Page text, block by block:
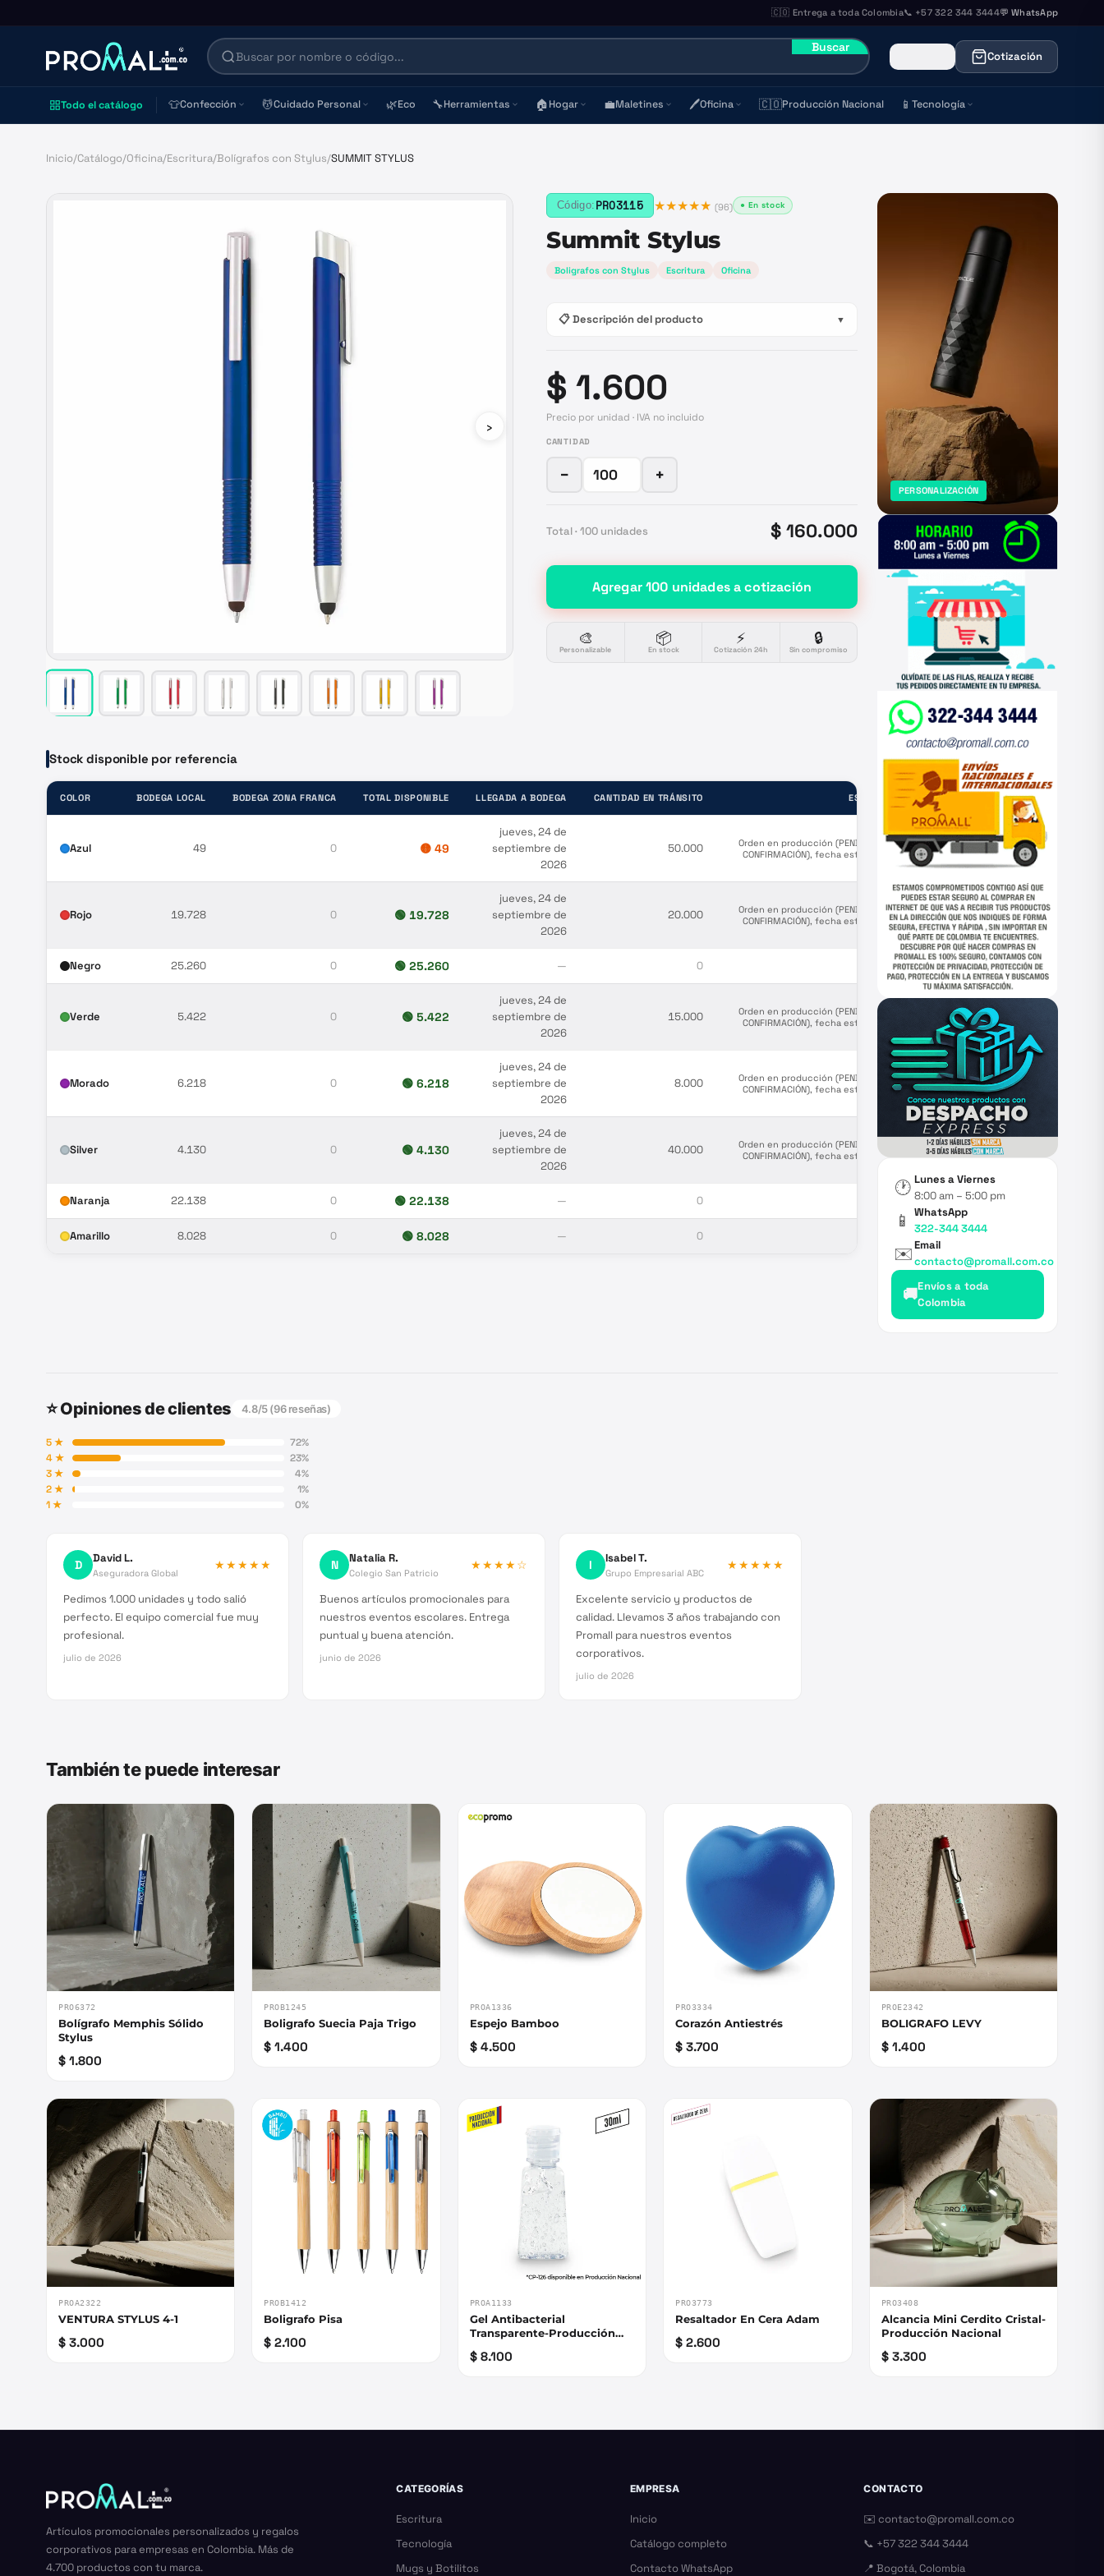
🇨🇴 Entrega a toda Colombia📞 +57 322 344 3444💬 WhatsApp
Buscar
Cotización
Todo el catálogo 👕Confección 💆Cuidado Personal 🌿Eco 🔧Herramientas 🏠Hogar 💼Maletines 🖊️Oficina 🇨🇴Producción Nacional 📱 Tecnología
Inicio/Catálogo/Oficina/Escritura/Bolígrafos con Stylus/SUMMIT STYLUS
›
Código: PRO3115 ★★★★★ (96) ● En stock
Summit Stylus
Boligrafos con Stylus Escritura Oficina
📋 Descripción del producto ▼
$ 1.600
Precio por unidad · IVA no incluido
CANTIDAD
− +
Total · 100 unidades $ 160.000
Agregar100 unidadesa cotización
🎨
Personalizable
📦
En stock
⚡
Cotización 24h
🔒
Sin compromiso
Stock disponible por referencia
COLOR BODEGA LOCAL BODEGA ZONA FRANCA TOTAL DISPONIBLE LLEGADA A BODEGA CANTIDAD EN TRÁNSITO ESTADO
Azul 49 0 🟡 49
jueves, 24 de
septiembre de
2026
50.000
Orden en producción (PENDIENTE
CONFIRMACIÓN), fecha estimada
Rojo 19.728 0 🟢 19.728
jueves, 24 de
septiembre de
2026
20.000
Orden en producción (PENDIENTE
CONFIRMACIÓN), fecha estimada
Negro 25.260 0 🟢 25.260 — 0
Verde 5.422 0 🟢 5.422
jueves, 24 de
septiembre de
2026
15.000
Orden en producción (PENDIENTE
CONFIRMACIÓN), fecha estimada
Morado 6.218 0 🟢 6.218
jueves, 24 de
septiembre de
2026
8.000
Orden en producción (PENDIENTE
CONFIRMACIÓN), fecha estimada
Silver 4.130 0 🟢 4.130
jueves, 24 de
septiembre de
2026
40.000
Orden en producción (PENDIENTE
CONFIRMACIÓN), fecha estimada
Naranja 22.138 0 🟢 22.138 — 0
Amarillo 8.028 0 🟢 8.028 — 0
PERSONALIZACIÓN
🕐 Lunes a Viernes
8:00 am – 5:00 pm
📱
WhatsApp
322-344 3444
✉️Email
contacto@promall.com.co
🚚Envíos a toda
Colombia
⭐ Opiniones de clientes 4.8/5 (96reseñas)
5★ 72%
4★ 23%
3★ 4%
2★ 1%
1★ 0%
D David L.
Aseguradora Global
★★★★★
Pedimos 1.000 unidades y todo salió
perfecto. El equipo comercial fue muy
profesional.
julio de 2026
N Natalia R.
Colegio San Patricio
★★★★☆
Buenos artículos promocionales para
nuestros eventos escolares. Entrega
puntual y buena atención.
junio de 2026
I Isabel T.
Grupo Empresarial ABC
★★★★★
Excelente servicio y productos de
calidad. Llevamos 3 años trabajando con
Promall para nuestros eventos
corporativos.
julio de 2026
También te puede interesar
PRO6372
Bolígrafo Memphis Sólido
Stylus
$ 1.800
PROB1245
Boligrafo Suecia Paja Trigo
$ 1.400
PROA1336
Espejo Bamboo
$ 4.500
PRO3334
Corazón Antiestrés
$ 3.700
PROE2342
BOLIGRAFO LEVY
$ 1.400
PROA2322
VENTURA STYLUS 4-1
$ 3.000
PROB1412
Boligrafo Pisa
$ 2.100
PROA1133
Gel Antibacterial
Transparente-Producción
$ 8.100
PRO3773
Resaltador En Cera Adam
$ 2.600
PRO3408
Alcancia Mini Cerdito Cristal-
Producción Nacional
$ 3.300
Artículos promocionales personalizados y regalos
corporativos para empresas en Colombia. Más de
4.700 productos con tu marca.
CATEGORÍAS
Escritura
Tecnología
Mugs y Botilitos
EMPRESA
Inicio
Catálogo completo
Contacto WhatsApp
CONTACTO
✉️contacto@promall.com.co
📞 +57 322 344 3444
📍 Bogotá, Colombia